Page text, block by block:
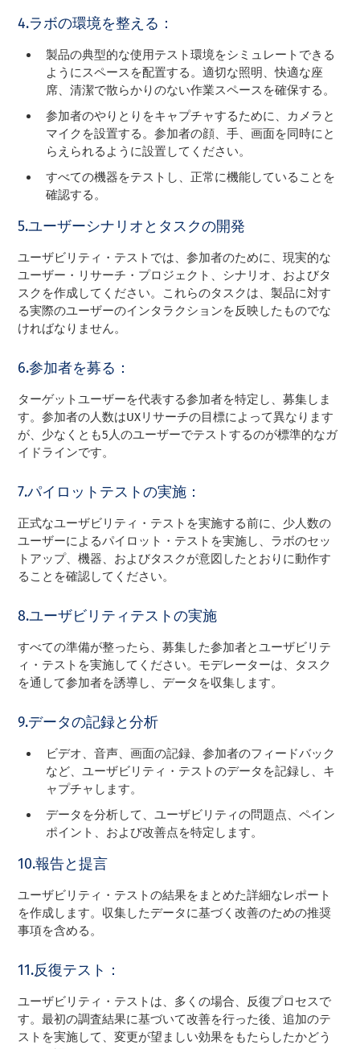
4.ラボの環境を整える：
製品の典型的な使用テスト環境をシミュレートできる
ようにスペースを配置する。適切な照明、快適な座
席、清潔で散らかりのない作業スペースを確保する。
参加者のやりとりをキャプチャするために、カメラと
マイクを設置する。参加者の顔、手、画面を同時にと
らえられるように設置してください。
すべての機器をテストし、正常に機能していることを
確認する。
5.ユーザーシナリオとタスクの開発
ユーザビリティ・テストでは、参加者のために、現実的な
ユーザー・リサーチ・プロジェクト、シナリオ、およびタ
スクを作成してください。これらのタスクは、製品に対す
る実際のユーザーのインタラクションを反映したものでな
ければなりません。
6.参加者を募る：
ターゲットユーザーを代表する参加者を特定し、募集しま
す。参加者の人数はUXリサーチの目標によって異なります
が、少なくとも5人のユーザーでテストするのが標準的なガ
イドラインです。
7.パイロットテストの実施：
正式なユーザビリティ・テストを実施する前に、少人数の
ユーザーによるパイロット・テストを実施し、ラボのセッ
トアップ、機器、およびタスクが意図したとおりに動作す
ることを確認してください。
8.ユーザビリティテストの実施
すべての準備が整ったら、募集した参加者とユーザビリテ
ィ・テストを実施してください。モデレーターは、タスク
を通して参加者を誘導し、データを収集します。
9.データの記録と分析
ビデオ、音声、画面の記録、参加者のフィードバック
など、ユーザビリティ・テストのデータを記録し、キ
ャプチャします。
データを分析して、ユーザビリティの問題点、ペイン
ポイント、および改善点を特定します。
10.報告と提言
ユーザビリティ・テストの結果をまとめた詳細なレポート
を作成します。収集したデータに基づく改善のための推奨
事項を含める。
11.反復テスト：
ユーザビリティ・テストは、多くの場合、反復プロセスで
す。最初の調査結果に基づいて改善を行った後、追加のテ
ストを実施して、変更が望ましい効果をもたらしたかどう